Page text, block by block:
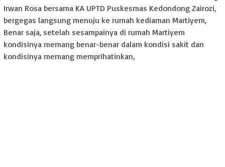
Irwan Rosa bersama KA UPTD Puskesmas Kedondong Zairozi,
bergegas langsung menuju ke rumah kediaman Martiyem,
Benar saja, setelah sesampainya di rumah Martiyem
kondisinya memang benar-benar dalam kondisi sakit dan
kondisinya memang memprihatinkan,